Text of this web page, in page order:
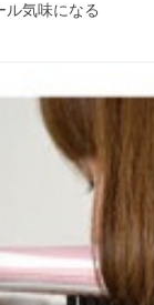
ル気味になる